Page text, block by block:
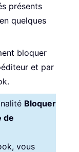
présents
quelques
bloquer
et par
Bloquer
de
vous